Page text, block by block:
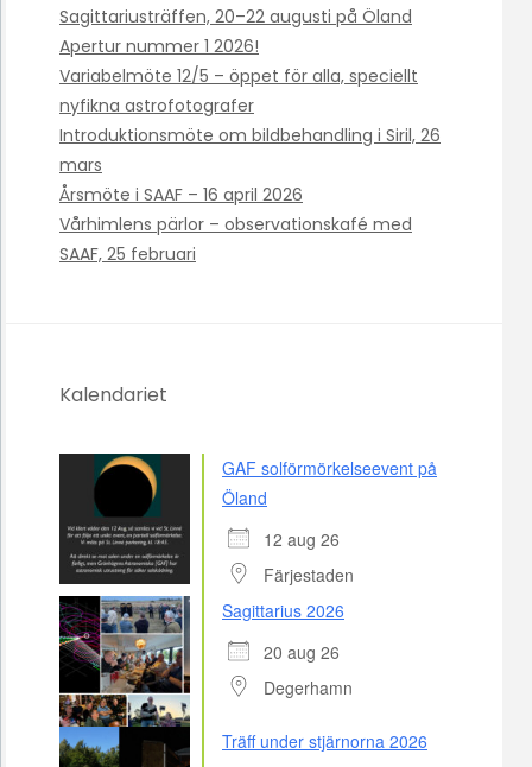
Sagittariusträffen, 20–22 augusti på Öland
Apertur nummer 1 2026!
Variabelmöte 12/5 – öppet för alla, speciellt
nyfikna astrofotografer
Introduktionsmöte om bildbehandling i Siril, 26
mars
Årsmöte i SAAF – 16 april 2026
Vårhimlens pärlor – observationskafé med
SAAF, 25 februari
Kalendariet
GAF solförmörkelseevent på
Öland
12 aug 26
Färjestaden
Sagittarius 2026
20 aug 26
Degerhamn
Träff under stjärnorna 2026